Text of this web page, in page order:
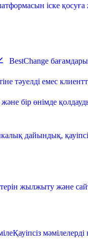
іске қосуға
BestChange
тәуелді емес
бір өнімде
дайындық,
жылжыту және
Қауіпсіз